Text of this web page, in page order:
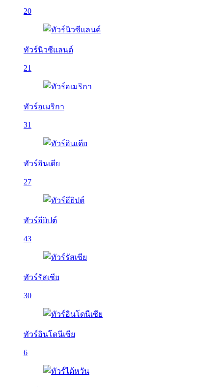
20
ทัวร์นิวซีแลนด์
21
ทัวร์อเมริกา
31
ทัวร์อินเดีย
27
ทัวร์อียิปต์
43
ทัวร์รัสเซีย
30
ทัวร์อินโดนีเซีย
6